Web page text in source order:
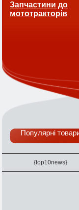
Запчастини до
мототракторів
Популярні
{top10news}